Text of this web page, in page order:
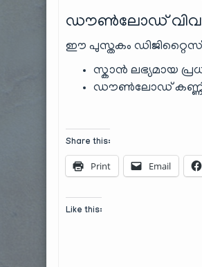
ഡൗൺലോഡ്
ഈ പുസ്തകം ഡിജിറ്റൈസ്
സ്കാൻ ലഭ്യമായ
ഡൗൺലോഡ്
Share this:
Print Email
Like this: